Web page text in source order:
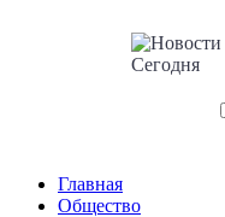
Главная
Общество